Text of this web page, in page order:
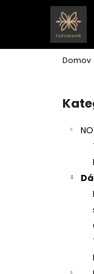
Domov
í
Späť
do
obchodu
Späť
do
obchodu